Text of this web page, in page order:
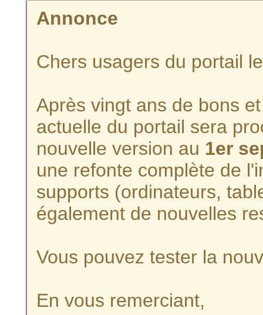
Annonce
Chers usagers du portail
Après vingt ans de bons
actuelle du portail sera
nouvelle version au 1er
une refonte complète de
supports (ordinateurs,
également de nouvelles
Vous pouvez tester la
En vous remerciant,